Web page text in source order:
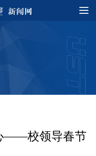
——校领导春节